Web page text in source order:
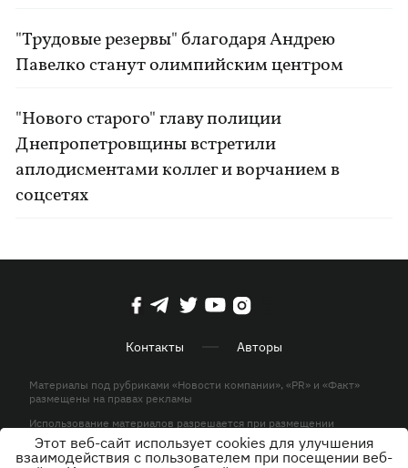
"Трудовые резервы" благодаря Андрею
Павелко станут олимпийским центром
"Нового старого" главу полиции
Днепропетровщины встретили
аплодисментами коллег и ворчанием в
соцсетях
Контакты Авторы
Материалы под рубриками «Новости компании», «PR» и «Факт»
размещены на правах рекламы
Использование материалов разрешается при размещении
активной гиперссылки на KP.UA в первом абзаце.
© ООО «ЮЛАВ МЕДИА»,2026. Все права защищены.
Этот веб-сайт использует cookies для улучшения
взаимодействия с пользователем при посещении веб-